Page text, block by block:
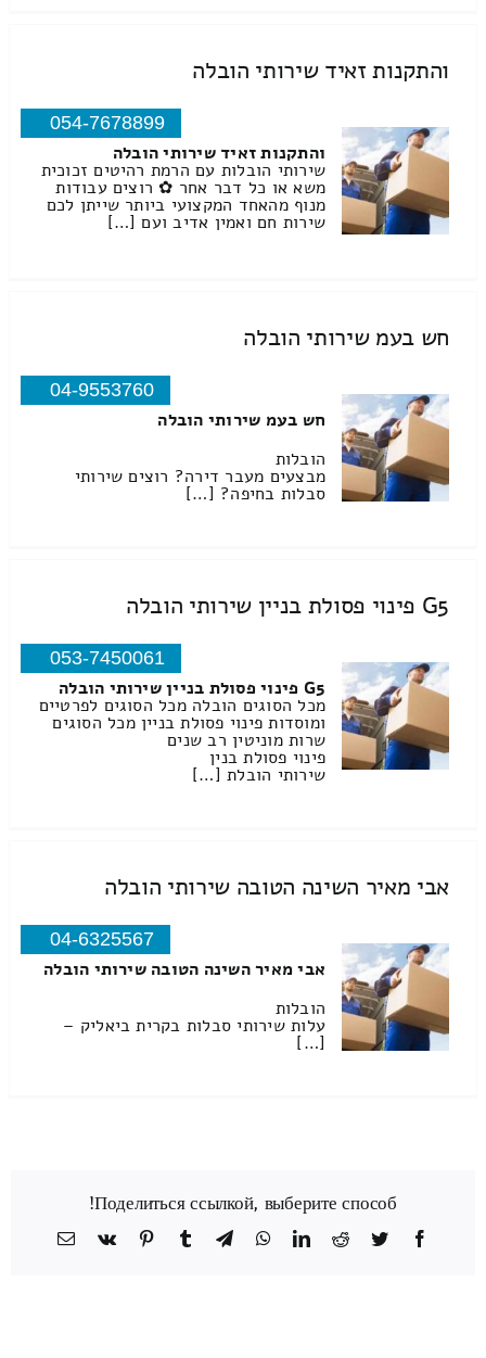
והתקנות זאיד שירותי הובלה
054-7678899
והתקנות זאיד שירותי הובלה
שירותי הובלות עם הרמת רהיטים זכוכית
משא או כל דבר אחר ✿ רוצים עבודות
מנוף מהאחד המקצועי ביותר שייתן לכם
שירות חם ואמין אדיב ועם […]
חש בעמ שירותי הובלה
04-9553760
חש בעמ שירותי הובלה
הובלות
מבצעים מעבר דירה? רוצים שירותי
סבלות בחיפה? […]
G5 פינוי פסולת בניין שירותי הובלה
053-7450061
G5 פינוי פסולת בניין שירותי הובלה
מכל הסוגים הובלה מכל הסוגים לפרטיים
ומוסדות פינוי פסולת בניין מכל הסוגים
שרות מוניטין רב שנים
פינוי פסולת בנין
שירותי הובלת […]
אבי מאיר השינה הטובה שירותי הובלה
04-6325567
אבי מאיר השינה הטובה שירותי הובלה
הובלות
עלות שירותי סבלות בקרית ביאליק –
[…]
Поделиться ссылкой, выберите способ!
Facebook
Twitter
Reddit
LinkedIn
WhatsApp
Telegram
Tumblr
Pinterest
Vk
כתובת